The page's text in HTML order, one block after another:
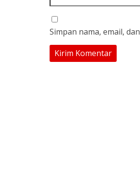
Simpan nama, email,